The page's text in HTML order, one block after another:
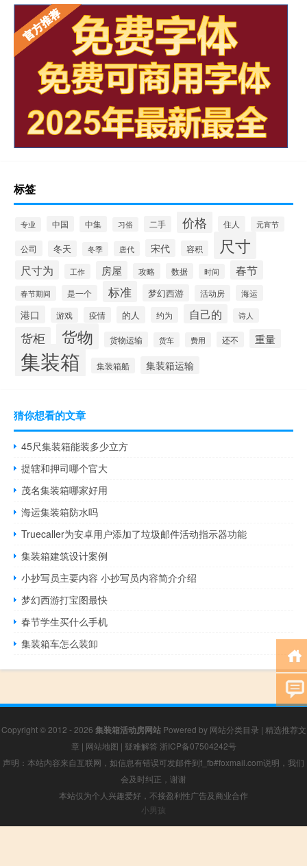
标签
专业 中国 中集 习俗 二手 价格 住人 元宵节
公司 冬天 冬季 唐代 宋代 容积 尺寸
尺寸为 工作 房屋 攻略 数据 时间 春节
春节期间 是一个 标准 梦幻西游 活动房 海运
港口 游戏 疫情 的人 约为 自己的 诗人
货柜 货物 货物运输 货车 费用 还不 重量
集装箱 集装箱船 集装箱运输
猜你想看的文章
45尺集装箱能装多少立方
提辖和押司哪个官大
茂名集装箱哪家好用
海运集装箱防水吗
Truecaller为安卓用户添加了垃圾邮件活动指示器功能
集装箱建筑设计案例
小抄写员主要内容 小抄写员内容简介介绍
梦幻西游打宝图最快
春节学生买什么手机
集装箱车怎么装卸
Copyright © 2012 - 2026 集装箱活动房网站Powered by 网站分类目录 | 精选推荐文
章 | 网站地图 | 疑难解答 浙ICP备07504242号
声明：本站内容来自互联网，如信息有错误可发邮件到f_fb#foxmail.com说明，我们
会及时纠正，谢谢
本站仅为个人兴趣爱好，不接盈利性广告及商业合作
小男孩